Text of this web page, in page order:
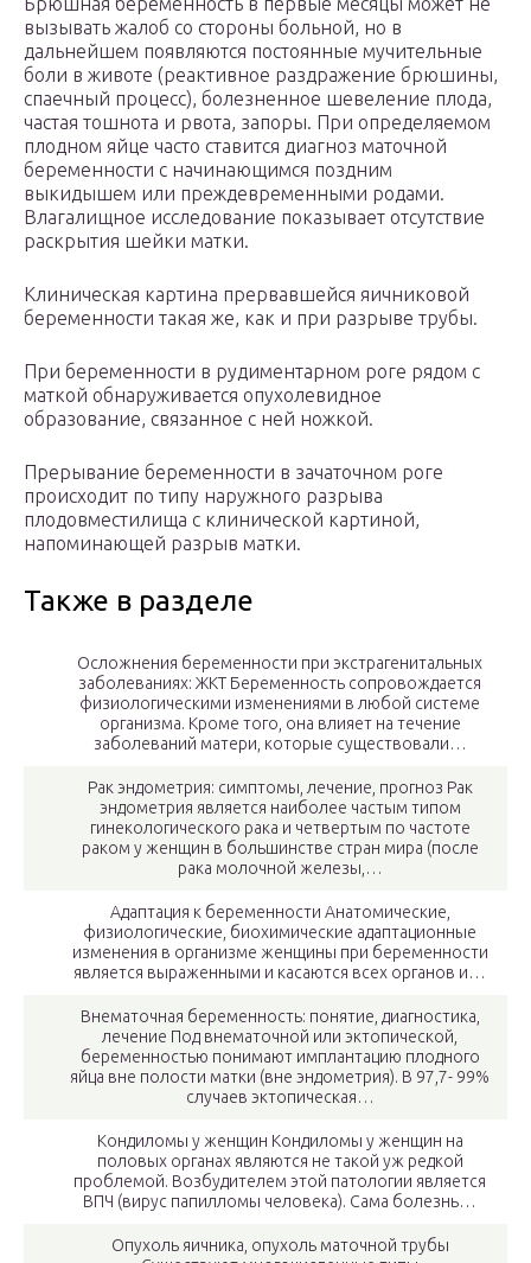
вызывать жалоб со стороны больной, но в
дальнейшем появляются постоянные мучительные
боли в животе (реактивное раздражение брюшины,
спаечный процесс), болезненное шевеление плода,
частая тошнота и рвота, запоры. При определяемом
плодном яйце часто ставится диагноз маточной
беременности с начинающимся поздним
выкидышем или преждевременными родами.
Влагалищное исследование показывает отсутствие
раскрытия шейки матки.
Клиническая картина прервавшейся яичниковой
беременности такая же, как и при разрыве трубы.
При беременности в рудиментарном роге рядом с
маткой обнаруживается опухолевидное
образование, связанное с ней ножкой.
Прерывание беременности в зачаточном роге
происходит по типу наружного разрыва
плодовместилища с клинической картиной,
напоминающей разрыв матки.
Также в разделе
Осложнения беременности при экстрагенитальных
заболеваниях: ЖКТ Беременность сопровождается
физиологическими изменениями в любой системе
организма. Кроме того, она влияет на течение
заболеваний матери, которые существовали…
Рак эндометрия: симптомы, лечение, прогноз Рак
эндометрия является наиболее частым типом
гинекологического рака и четвертым по частоте
раком у женщин в большинстве стран мира (после
рака молочной железы,…
Адаптация к беременности Анатомические,
физиологические, биохимические адаптационные
изменения в организме женщины при беременности
является выраженными и касаются всех органов и…
Внематочная беременность: понятие, диагностика,
лечение Под внематочной или эктопической,
беременностью понимают имплантацию плодного
яйца вне полости матки (вне эндометрия). В 97,7- 99%
случаев эктопическая…
Кондиломы у женщин Кондиломы у женщин на
половых органах являются не такой уж редкой
проблемой. Возбудителем этой патологии является
ВПЧ (вирус папилломы человека). Сама болезнь…
Опухоль яичника, опухоль маточной трубы